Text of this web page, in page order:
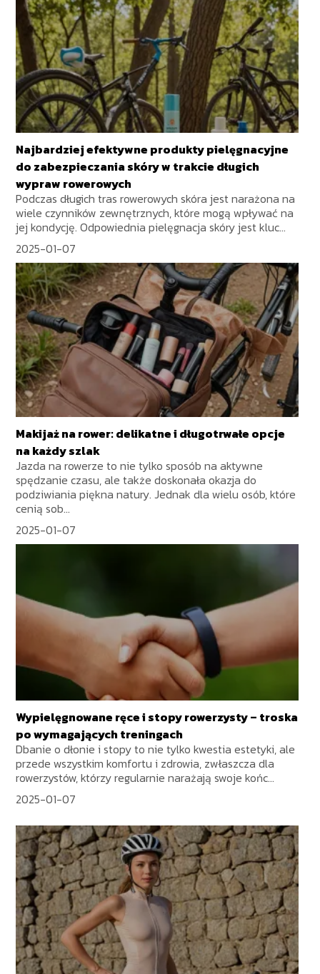
Najbardziej efektywne produkty pielęgnacyjne
do zabezpieczania skóry w trakcie długich
wypraw rowerowych
Podczas długich tras rowerowych skóra jest narażona na
wiele czynników zewnętrznych, które mogą wpływać na
jej kondycję. Odpowiednia pielęgnacja skóry jest kluc...
2025-01-07
Makijaż na rower: delikatne i długotrwałe opcje
na każdy szlak
Jazda na rowerze to nie tylko sposób na aktywne
spędzanie czasu, ale także doskonała okazja do
podziwiania piękna natury. Jednak dla wielu osób, które
cenią sob...
2025-01-07
Wypielęgnowane ręce i stopy rowerzysty – troska
po wymagających treningach
Dbanie o dłonie i stopy to nie tylko kwestia estetyki, ale
przede wszystkim komfortu i zdrowia, zwłaszcza dla
rowerzystów, którzy regularnie narażają swoje końc...
2025-01-07